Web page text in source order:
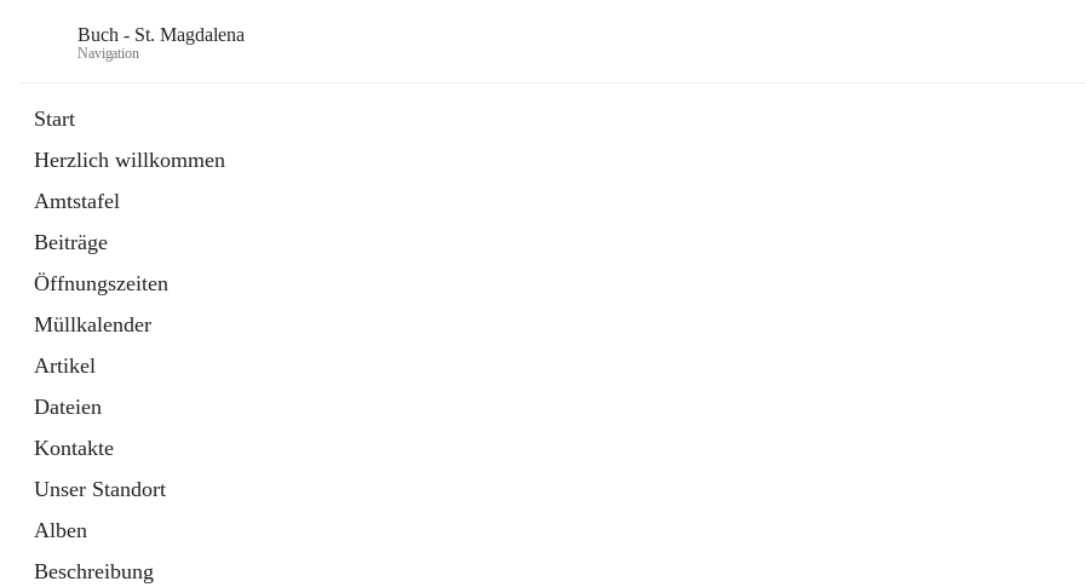
Buch - St. Magdalena
Navigation
Start
Herzlich willkommen
Amtstafel
Beiträge
Öffnungszeiten
Müllkalender
Artikel
Dateien
Kontakte
Unser Standort
Alben
Beschreibung